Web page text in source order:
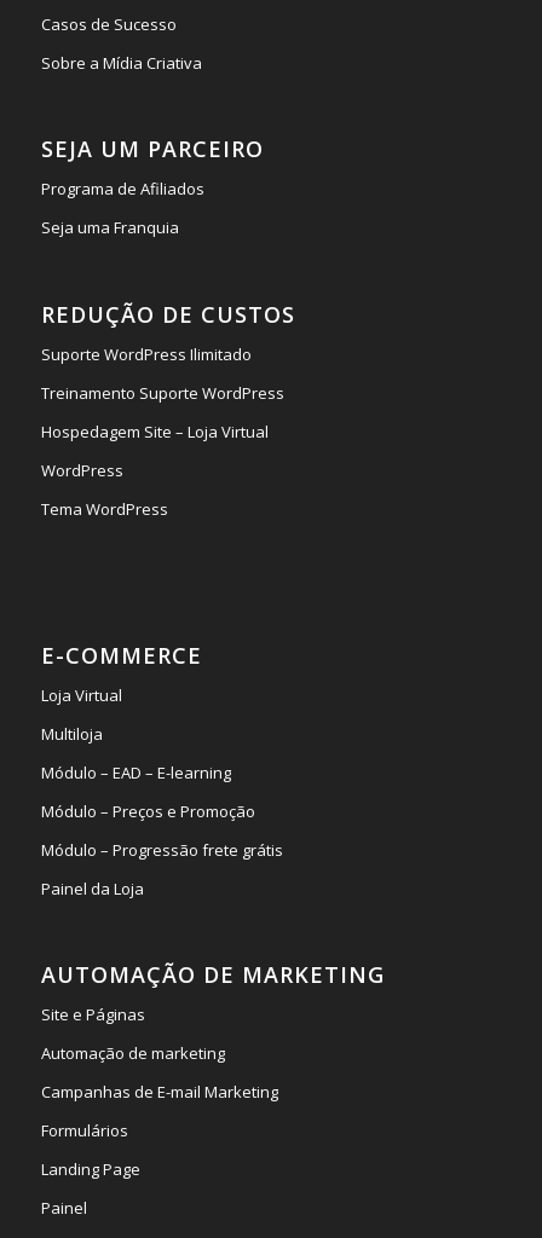
Casos de Sucesso
Sobre a Mídia Criativa
SEJA UM PARCEIRO
Programa de Afiliados
Seja uma Franquia
REDUÇÃO DE CUSTOS
Suporte WordPress Ilimitado
Treinamento Suporte WordPress
Hospedagem Site – Loja Virtual
WordPress
Tema WordPress
E-COMMERCE
Loja Virtual
Multiloja
Módulo – EAD – E-learning
Módulo – Preços e Promoção
Módulo – Progressão frete grátis
Painel da Loja
AUTOMAÇÃO DE MARKETING
Site e Páginas
Automação de marketing
Campanhas de E-mail Marketing
Formulários
Landing Page
Painel